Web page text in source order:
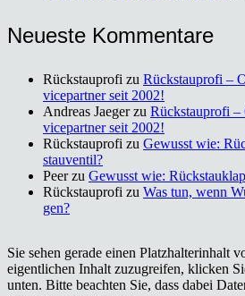
Neu­es­te Kom­men­ta­re
Rückstauprofi zu Rück­stau­pro­fi –
vice­part­ner seit 2002!
Andreas Jaegerzu Rück­stau­pro­fi
vice­part­ner seit 2002!
Rückstauprofi zu Gewusst wie:
stau­ven­til?
Peerzu Gewusst wie:
Rückstauprofi zu Was tun, wenn
gen?
Sie sehen gerade einen Platzhalterinhalt
eigentlichen Inhalt zuzugreifen, klicken
unten. Bitte beachten Sie, dass dabei